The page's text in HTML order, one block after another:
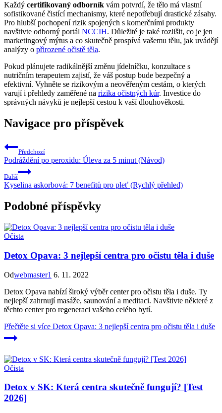
Každý certifikovaný odborník vám potvrdí, že tělo má vlastní
sofistikované čistící mechanismy, které nepotřebují drastické zásahy.
Pro hlubší pochopení rizik spojených s komerčními produkty
navštivte odborný portál NCCIH. Důležité je také rozlišit, co je jen
marketingový mýtus a co skutečně prospívá vašemu tělu, jak uvádějí
analýzy o přirozené očistě těla.
Pokud plánujete radikálnější změnu jídelníčku, konzultace s
nutričním terapeutem zajistí, že váš postup bude bezpečný a
efektivní. Vyhněte se rizikovým a neověřeným cestám, o kterých
varují i přehledy zaměřené na rizika očistných kúr. Investice do
správných návyků je nejlepší cestou k vaší dlouhověkosti.
Navigace pro příspěvek
Předchozí
Podráždění po peroxidu: Úleva za 5 minut (Návod)
Další
Kyselina askorbová: 7 benefitů pro pleť (Rychlý přehled)
Podobné příspěvky
Očista
Detox Opava: 3 nejlepší centra pro očistu těla i duše
Odwebmaster1 6. 11. 2022
Detox Opava nabízí široký výběr center pro očistu těla i duše. Ty
nejlepší zahrnují masáže, saunování a meditaci. Navštivte některé z
těchto center pro regeneraci vašeho celého bytí.
Přečtěte si více Detox Opava: 3 nejlepší centra pro očistu těla i duše
Očista
Detox v SK: Která centra skutečně fungují? [Test
2026]